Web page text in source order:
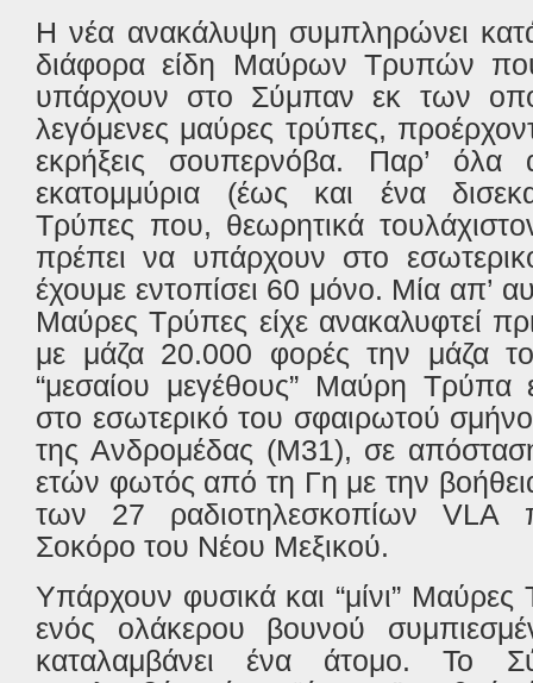
Η νέα ανακάλυψη συμπληρώνει
διάφορα είδη Μαύρων Τρυπών
υπάρχουν στο Σύμπαν εκ των
λεγόμενες μαύρες τρύπες,
εκρήξεις σουπερνόβα. Παρ’
εκατομμύρια (έως και ένα
Τρύπες που, θεωρητικά
πρέπει να υπάρχουν στο
έχουμε εντοπίσει 60 μόνο. Μία απ’
Μαύρες Τρύπες είχε ανακαλυφτεί
με μάζα 20.000 φορές την μάζα
“μεσαίου μεγέθους” Μαύρη Τρύπα
στο εσωτερικό του σφαιρωτού
της Ανδρομέδας (Μ31), σε
ετών φωτός από τη Γη με την
των 27 ραδιοτηλεσκοπίων VLA
Σοκόρο του Νέου Μεξικού.
Υπάρχουν φυσικά και “μίνι”
ενός ολάκερου βουνού
καταλαμβάνει ένα άτομο. Το